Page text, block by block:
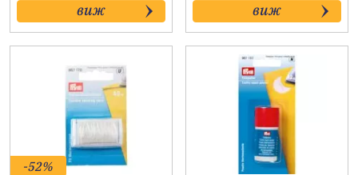
виж виж
-52%